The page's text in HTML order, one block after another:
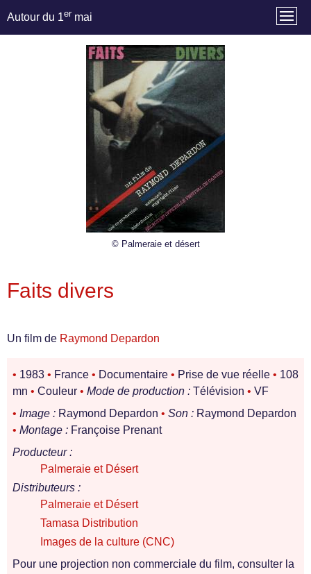
Autour du 1er mai
© Palmeraie et désert
Faits divers
Un film de Raymond Depardon
• 1983 • France • Documentaire • Prise de vue réelle • 108
mn • Couleur • Mode de production : Télévision • VF
• Image : Raymond Depardon • Son : Raymond Depardon
• Montage : Françoise Prenant
Producteur :
Palmeraie et Désert
Distributeurs :
Palmeraie et Désert
Tamasa Distribution
Images de la culture (CNC)
Pour une projection non commerciale du film, consulter la